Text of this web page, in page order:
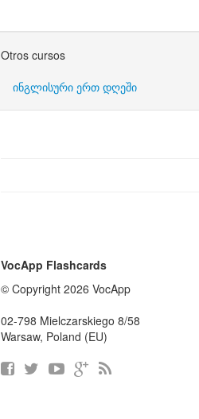
Otros cursos
ინგლისური ერთ დღეში
VocApp Flashcards
© Copyright 2026 VocApp
02-798 Mielczarskiego 8/58
Warsaw, Poland (EU)